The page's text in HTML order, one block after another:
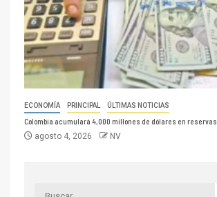
ECONOMÍA PRINCIPAL ÚLTIMAS NOTICIAS
Colombia acumulará 4,000 millones de dólares en reservas
agosto 4, 2026 NV